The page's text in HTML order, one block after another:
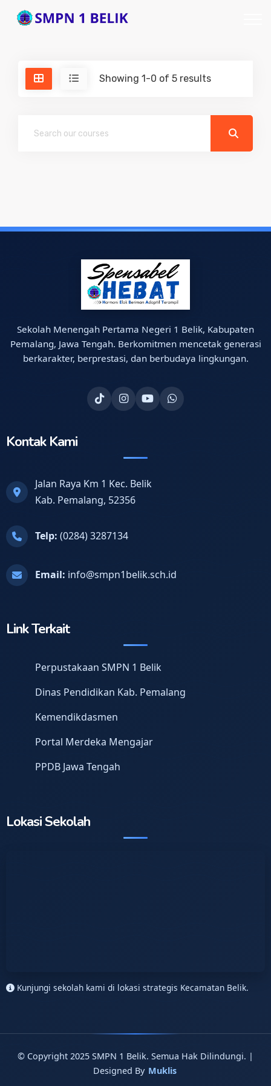
Showing 1-0 of 5 results
Sekolah Menengah Pertama Negeri 1 Belik, Kabupaten
Pemalang, Jawa Tengah. Berkomitmen mencetak generasi
berkarakter, berprestasi, dan berbudaya lingkungan.
Kontak Kami
Jalan Raya Km 1 Kec. Belik
Kab. Pemalang, 52356
Telp: (0284) 3287134
Email: info@smpn1belik.sch.id
Link Terkait
Perpustakaan SMPN 1 Belik
Dinas Pendidikan Kab. Pemalang
Kemendikdasmen
Portal Merdeka Mengajar
PPDB Jawa Tengah
Lokasi Sekolah
Kunjungi sekolah kami di lokasi strategis Kecamatan Belik.
© Copyright 2025 SMPN 1 Belik. Semua Hak Dilindungi. |
Designed By Muklis